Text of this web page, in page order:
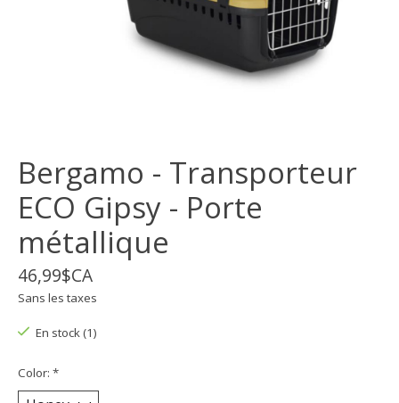
Bergamo - Transporteur
ECO Gipsy - Porte
métallique
46,99$CA
Sans les taxes
En stock (1)
Color: *